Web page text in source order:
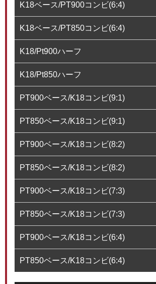
K18ベース/PT900コンビ(6:4)
K18ベース/PT850コンビ(6:4)
K18/Pt900ハーフ
K18/Pt850ハーフ
PT900ベース/K18コンビ(9:1)
PT850ベース/K18コンビ(9:1)
PT900ベース/K18コンビ(8:2)
PT850ベース/K18コンビ(8:2)
PT900ベース/K18コンビ(7:3)
PT850ベース/K18コンビ(7:3)
PT900ベース/K18コンビ(6:4)
PT850ベース/K18コンビ(6:4)